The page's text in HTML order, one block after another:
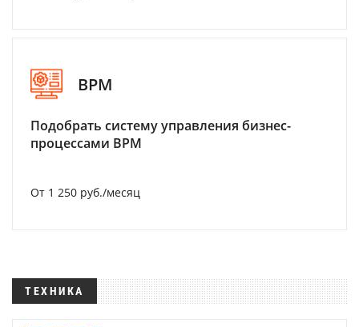
BPM
Подобрать систему управления бизнес-
процессами BPM
От 1 250 руб./месяц
ТЕХНИКА